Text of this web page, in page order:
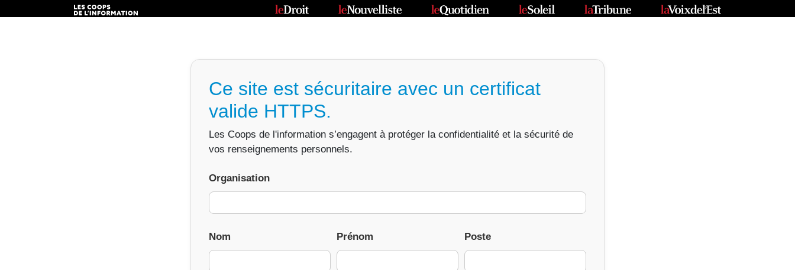
Ce site est sécuritaire avec un certificat
valide HTTPS.
Les Coops de l'information s’engagent à protéger la confidentialité et la sécurité de
vos renseignements personnels.
Organisation
Nom Prénom Poste